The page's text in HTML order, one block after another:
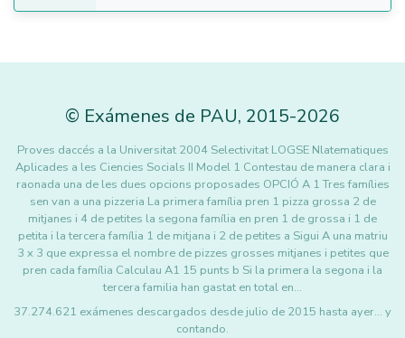
© Exámenes de PAU, 2015-2026
Proves daccés a la Universitat 2004 Selectivitat LOGSE Nlatematiques
Aplicades a les Ciencies Socials II Model 1 Contestau de manera clara i
raonada una de les dues opcions proposades OPCIÓ A 1 Tres famílies
sen van a una pizzeria La primera família pren 1 pizza grossa 2 de
mitjanes i 4 de petites la segona família en pren 1 de grossa i 1 de
petita i la tercera família 1 de mitjana i 2 de petites a Sigui A una matriu
3 x 3 que expressa el nombre de pizzes grosses mitjanes i petites que
pren cada família Calculau A1 15 punts b Si la primera la segona i la
tercera familia han gastat en total en…
37.274.621 exámenes descargados desde julio de 2015 hasta ayer... y
contando.